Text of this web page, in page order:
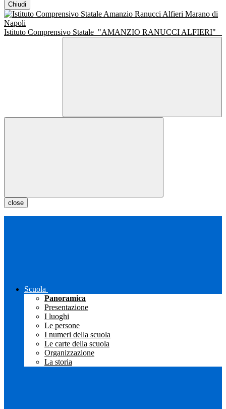
Chiudi
Istituto Comprensivo Statale "AMANZIO RANUCCI ALFIERI"
close
Scuola
Panoramica
Presentazione
I luoghi
Le persone
I numeri della scuola
Le carte della scuola
Organizzazione
La storia